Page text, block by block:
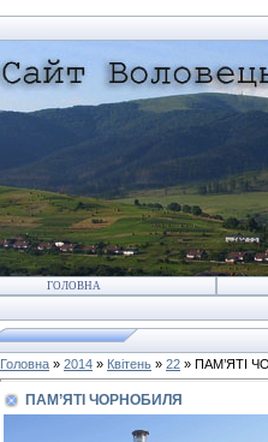
ГОЛОВНА
Головна » 2014 » Квітень » 22 » ПАМ’ЯТІ
ПАМ’ЯТІ ЧОРНОБИЛЯ